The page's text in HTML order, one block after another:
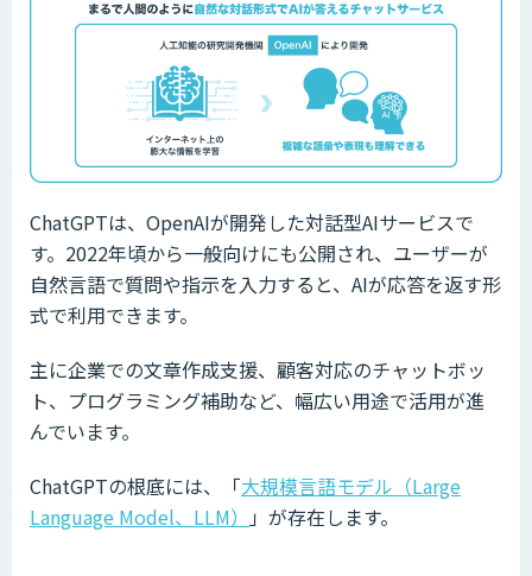
ChatGPTは、OpenAIが開発した対話型AIサービスで
す。2022年頃から一般向けにも公開され、ユーザーが
自然言語で質問や指示を入力すると、AIが応答を返す形
式で利用できます。
主に企業での文章作成支援、顧客対応のチャットボッ
ト、プログラミング補助など、幅広い用途で活用が進
んでいます。
ChatGPTの根底には、「大規模言語モデル（Large
Language Model、LLM） 」が存在します。